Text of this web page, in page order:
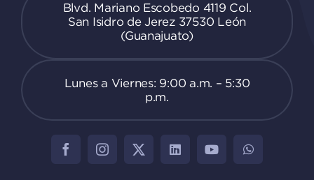
Blvd. Mariano Escobedo 4119 Col.
San Isidro de Jerez 37530 León
(Guanajuato)
Lunes a Viernes: 9:00 a.m. – 5:30
p.m.